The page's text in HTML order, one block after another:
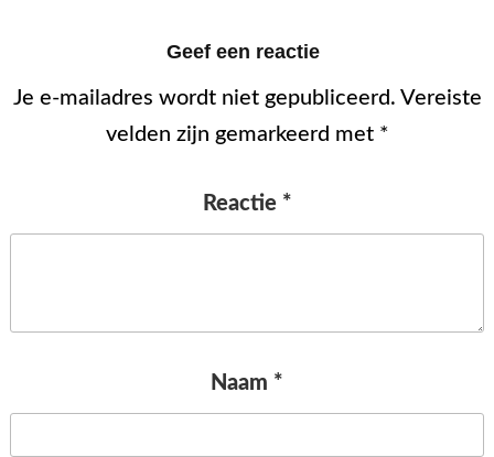
Geef een reactie
Je e-mailadres wordt niet gepubliceerd. Vereiste
velden zijn gemarkeerd met *
Reactie *
Naam *